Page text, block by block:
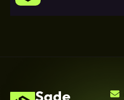
Sade